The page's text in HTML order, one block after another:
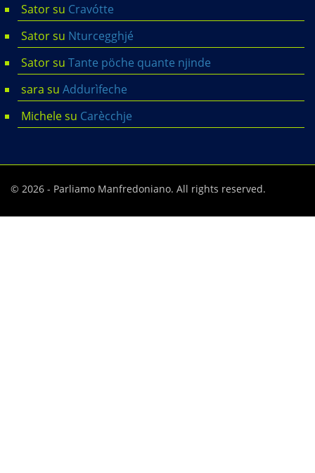
Satorsu Cravótte
Satorsu Nturcegghjé
Satorsu Tante pöche quante njinde
sara su Addurìfeche
Michelesu Carècchje
© 2026 - Parliamo Manfredoniano. All rights reserved.